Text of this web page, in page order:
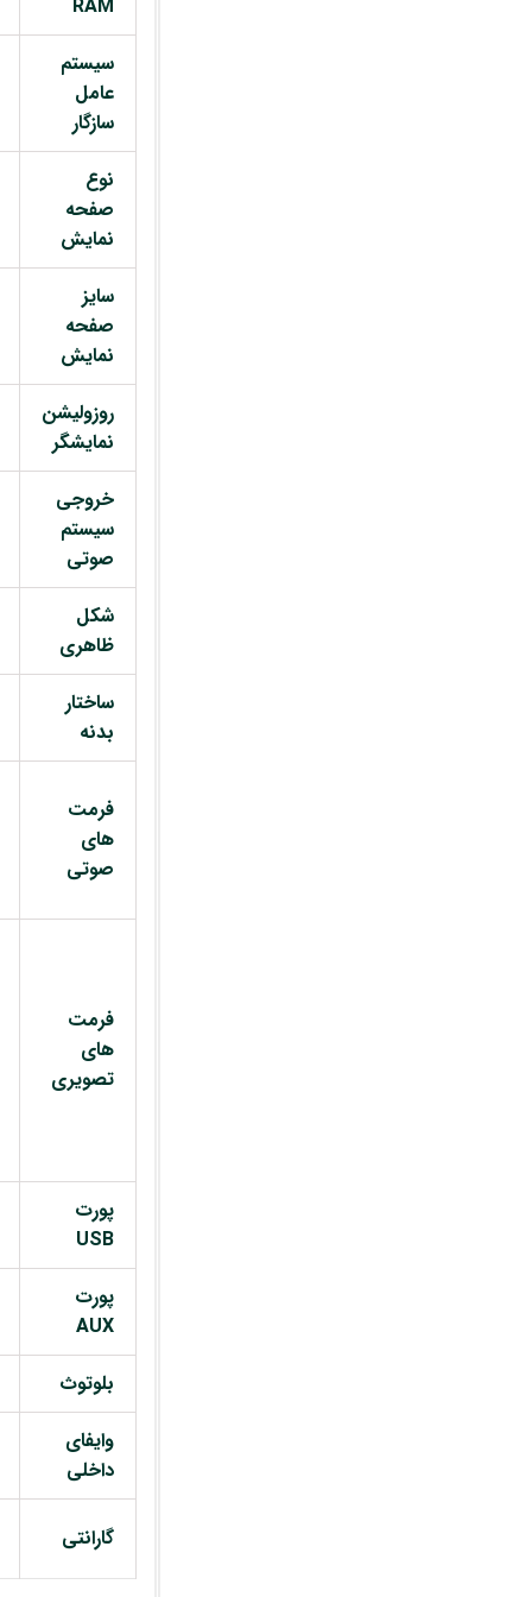
RAM
سیستم
عامل
سازگار
نوع
صفحه
نمایش
سایز
صفحه
نمایش
روزولیشن
نمایشگر
خروجی
سیستم
صوتی
شکل
ظاهری
ساختار
بدنه
فرمت
های
صوتی
فرمت
های
تصویری
پورت
USB
پورت
AUX
بلوتوث
وایفای
داخلی
گارانتی